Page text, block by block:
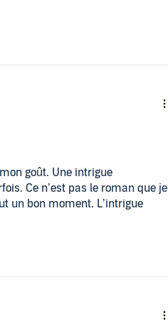
goût. Une intrigue
Ce n’est pas le roman que je
un bon moment. L’intrigue